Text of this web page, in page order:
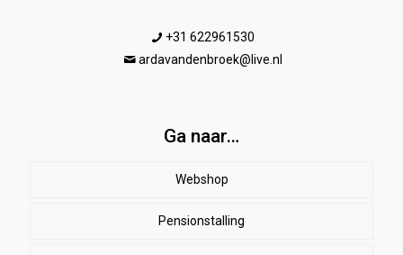
+31 622961530
ardavandenbroek@live.nl
Ga naar…
Webshop
Paard
Pensionstalling